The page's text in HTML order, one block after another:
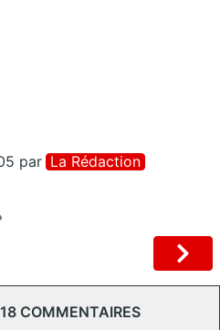
par La Rédaction
COMMENTAIRES